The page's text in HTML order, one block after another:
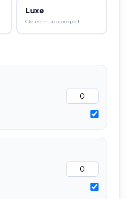
Luxe
Clé en main complet